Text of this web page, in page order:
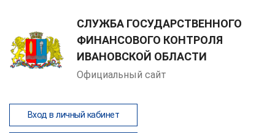
СЛУЖБА ГОСУДАРСТВЕННОГО
ФИНАНСОВОГО КОНТРОЛЯ
ИВАНОВСКОЙ ОБЛАСТИ
Официальный сайт
Вход в личный кабинет